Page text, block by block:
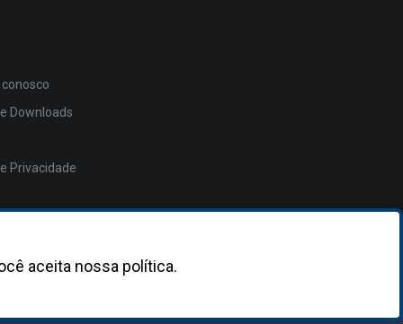
Downloads
Privacidade
aceita nossa política.